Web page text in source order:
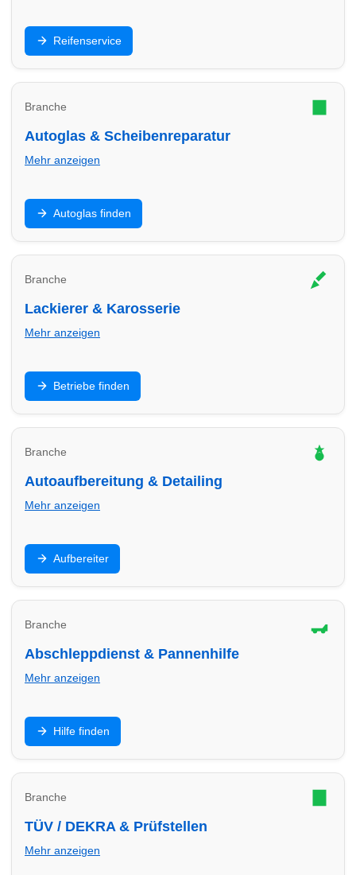
Reifenwechsel, Einlagerung, Auswuchten und Felgen:
Finde Reifendienste in Lübeck und vergleiche Service
& Termine.
Reifenservice
Branche
Autoglas & Scheibenreparatur
Mehr anzeigen
Steinschlag, Scheibentausch und Kalibrierung: Finde
Autoglas-Profis in Lübeck – oft kurzfristig mit klaren
Preisen.
Autoglas finden
Branche
Lackierer & Karosserie
Mehr anzeigen
Unfallinstandsetzung, Kratzer, Smart Repair: Finde
Lackier- und Karosseriebetriebe in Lübeck für saubere
Ergebnisse.
Betriebe finden
Branche
Autoaufbereitung & Detailing
Mehr anzeigen
Innenraum, Polster, Lackaufbereitung,
Keramikversiegelung: Finde Aufbereiter in Lübeck für
Werterhalt und Top-Optik.
Aufbereiter
Branche
Abschleppdienst & Pannenhilfe
Mehr anzeigen
Panne, Unfall oder Startproblem: Finde
Abschleppdienste in Lübeck – Hilfe, Transport und
sichere Abwicklung.
Hilfe finden
Branche
TÜV / DEKRA & Prüfstellen
Mehr anzeigen